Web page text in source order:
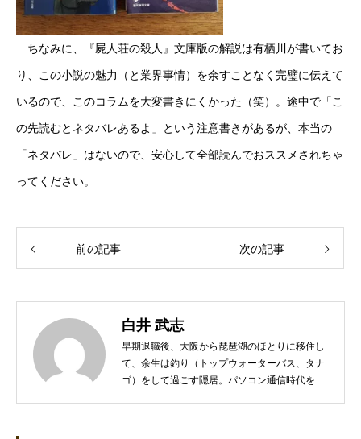
ちなみに、『屍人荘の殺人』文庫版の解説は有栖川が書いてお
り、この小説の魅力（と業界事情）を余すことなく完璧に伝えて
いるので、このコラムを大変書きにくかった（笑）。途中で「こ
の先読むとネタバレあるよ」という注意書きがあるが、本当の
「ネタバレ」はないので、安心して全部読んでおススメされちゃ
ってください。
前の記事 次の記事
白井 武志
早期退職後、大阪から琵琶湖のほとりに移住し
て、余生は釣り（トップウォーターバス、タナ
ゴ）をして過ごす隠居。パソコン通信時代を知